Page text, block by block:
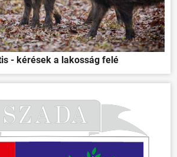
VÁLASZTÁSOK
- kérések a lakosság felé